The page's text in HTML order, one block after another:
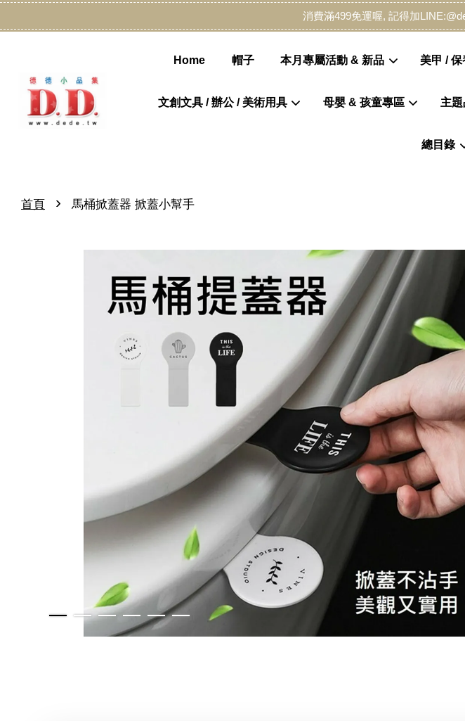
消費滿499免運喔, 記得加
Home 帽子 本月專屬活動 & 新品 美甲 /
文創文具 / 辦公 / 美術用具 母嬰 & 孩童專區 主
總目錄
首頁 › 馬桶掀蓋器 掀蓋小幫手